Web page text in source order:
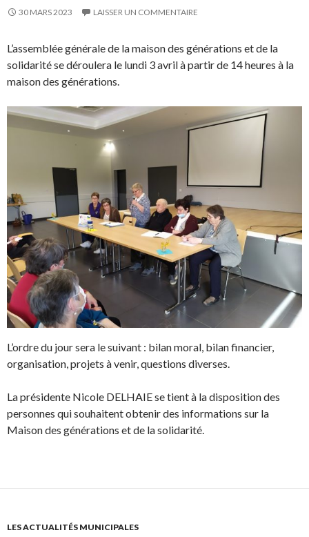
30 MARS 2023 LAISSER UN COMMENTAIRE
L’assemblée générale de la maison des générations et de la
solidarité se déroulera le lundi 3 avril à partir de 14 heures à la
maison des générations.
L’ordre du jour sera le suivant : bilan moral, bilan financier,
organisation, projets à venir, questions diverses.
La présidente Nicole DELHAIE se tient à la disposition des
personnes qui souhaitent obtenir des informations sur la
Maison des générations et de la solidarité.
LES ACTUALITÉS MUNICIPALES